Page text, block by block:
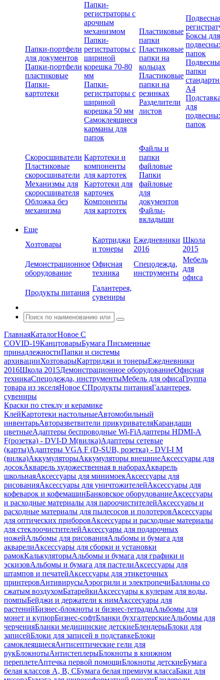
Папки-портфели
для документов
Папки-портфели
пластиковые
Папки-
картотеки
Папки-
регистраторы с
арочным
механизмом
Папки-
регистраторы с
шириной
корешка 70-80
мм
Папки-
регистраторы с
шириной
корешка 50 мм
Самоклеящиеся
карманы для
папок
Пластиковые
папки
Пластиковые
папки на
кольцах
Пластиковые
папки на
резинках
Разделители
листов
Боксы для
папок
папки
А4
для
папок
Скоросшиватели
Пластиковые
скоросшиватели
Механизмы для
скоросшивателя
Обложка без
механизма
Картотеки и
компоненты
для картотек
Картотеки для
карточек
Компоненты
для картотек
Файлы и
папки
файловые
Папки
файловые
для
документов
Файлы-
вкладыши
Еще
Хозтовары
Картриджи
и тонеры
Ежедневники
2016
Школа
2015
Демонстрационное
оборудование
Офисная
техника
Спецодежда,
инструменты
Мебель
для
офиса
Продукты питания
Галантерея,
сувениры
ГлавнаяКаталогНовое С
COVID-19КанцтоварыБумага Письменные
принадлежностиПапки и системы
архивацииХозтоварыКартриджи и тонерыЕжедневники
2016Школа 2015Демонстрационное оборудованиеОфисная
техникаСпецодежда, инструментыМебель для офисаГруппа
товара из экселяНовое СПродукты питанияГалантерея,
сувениры
Краски по стеклу и керамике
КлейКартотеки настольныеАвтомобильный
инвентарьАвторазветвители прикуривателяКарандаши
цветныеАдаптеры беспроводные Wi-FiАдаптеры HDMI-A
F(розетка) - DVI-D M(вилка)Адаптеры сетевые
(карты)Адаптеры VGA F (D-SUB, розетка) - DVI-I M
(вилка)АккумуляторыАккумуляторы внешниеАксессуары для
досокАкварель художественная в наборахАкварель
школьнаяАксессуары для минимоекАксессуары для
рисованияАксессуары для уничтожителейАксессуары для
кофеварок и кофемашинБанковское оборудованиеАксессуары
и расходные материалы для пароочистителейАксессуары и
расходные материалы для пылесосов и полотеровАксессуары
для оптических приборовАксессуары и расходные материалы
для стеклоочистителейАксессуары для подарочных
ножейАльбомы для рисованияАльбомы и бумага для
акварелиАксессуары для сборки и установки
рамокКалькуляторыАльбомы и бумага для графики и
эскизовАльбомы и бумага для пастелиАксессуары для
штампов и печатейАксессуары для этикеточных
принтеровАнтивирусыАэрогрили и электропечиБаллоны со
сжатым воздухомБатарейкиАксессуары к кулерам для воды,
помпыБейджи и держатели к нимАкссесуары для
растенийБизнес-блокноты и бизнес-тетрадиАльбомы для
монет и купюрБизнес-софтБланки бухгалтерскиеАльбомы для
черченияБланки медицинские детскиеБлендерыБлоки для
записейБлоки для записей в подставкеБлоки
самоклеящиесяАнтисептические гели для
рукБлокнотыАнтистеплерыБлокноты в книжном
переплетеАптечка первой помощиБлокноты детскиеБумага
белая классов А, В, СБумага белая премиум классаБаки для